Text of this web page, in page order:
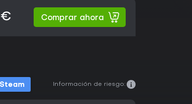
€ Comprar ahora
Steam Información de riesgo: